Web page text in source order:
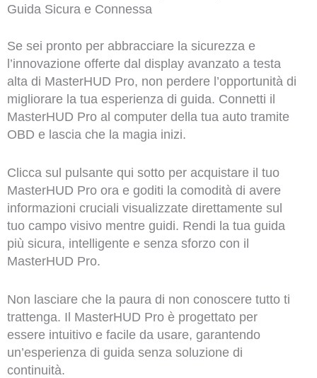
Guida Sicura e Connessa
Se sei pronto per abbracciare la sicurezza e
l’innovazione offerte dal display avanzato a testa
alta di MasterHUD Pro, non perdere l’opportunità di
migliorare la tua esperienza di guida. Connetti il
MasterHUD Pro al computer della tua auto tramite
OBD e lascia che la magia inizi.
Clicca sul pulsante qui sotto per acquistare il tuo
MasterHUD Pro ora e goditi la comodità di avere
informazioni cruciali visualizzate direttamente sul
tuo campo visivo mentre guidi. Rendi la tua guida
più sicura, intelligente e senza sforzo con il
MasterHUD Pro.
Non lasciare che la paura di non conoscere tutto ti
trattenga. Il MasterHUD Pro è progettato per
essere intuitivo e facile da usare, garantendo
un’esperienza di guida senza soluzione di
continuità.